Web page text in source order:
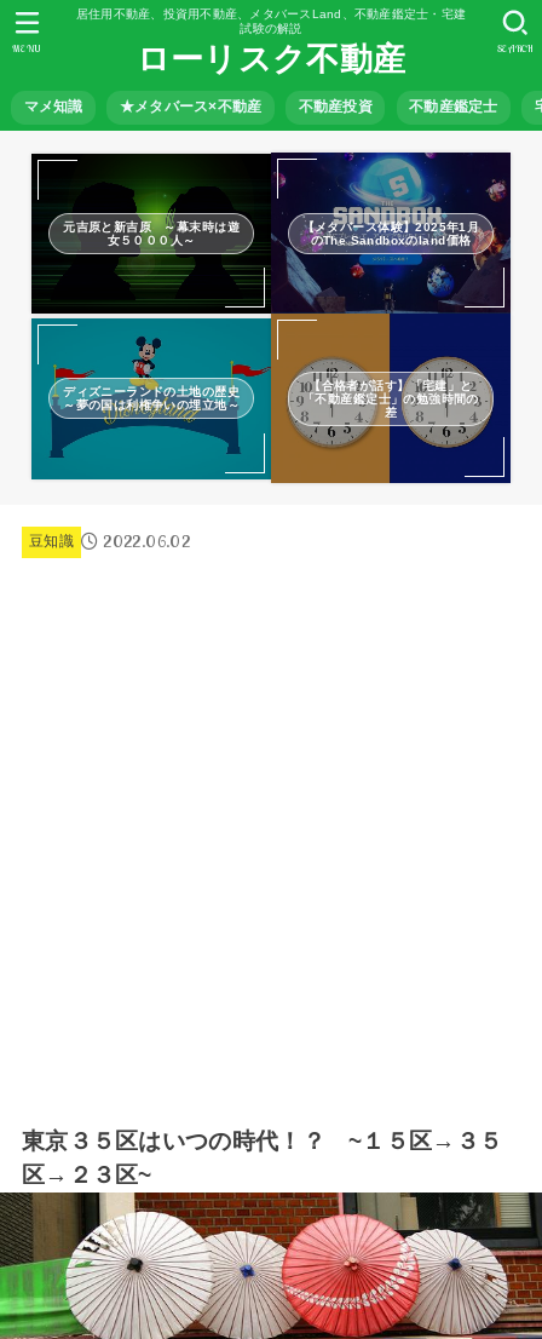
居住用不動産、投資用不動産、メタバースLand、不動産鑑定士・宅建
試験の解説
ローリスク不動産
マメ知識 ★メタバース×不動産 不動産投資 不動産鑑定士
SEARCH
MENU
元吉原と新吉原 ～幕末時は遊
女５０００人～
【メタバース体験】2025年1月
のThe Sandboxのland価格
ディズニーランドの土地の歴史
～夢の国は利権争いの埋立地～
【合格者が話す】「宅建」と
「不動産鑑定士」の勉強時間の
差
豆知識 2022.06.02
東京３５区はいつの時代！？ ~１５区→３５
区→２３区~